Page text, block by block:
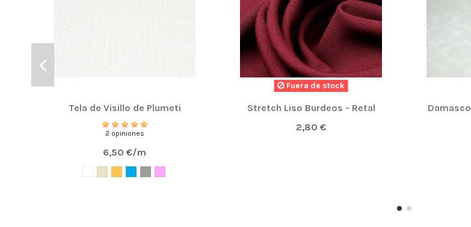
Tela de Visillo de Plumeti
2 opiniones
6,50 €/m
Fuera de stock
Stretch Liso Burdeos - Retal
2,80 €